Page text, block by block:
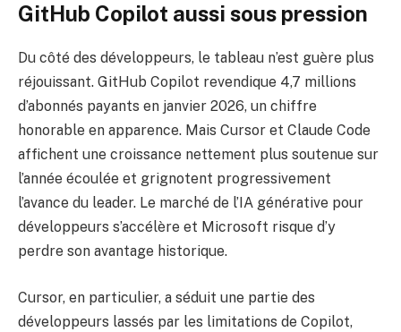
GitHub Copilot aussi sous pression
Du côté des développeurs, le tableau n’est guère plus
réjouissant. GitHub Copilot revendique 4,7 millions
d’abonnés payants en janvier 2026, un chiffre
honorable en apparence. Mais Cursor et Claude Code
affichent une croissance nettement plus soutenue sur
l’année écoulée et grignotent progressivement
l’avance du leader. Le marché de l’IA générative pour
développeurs s’accélère et Microsoft risque d’y
perdre son avantage historique.
Cursor, en particulier, a séduit une partie des
développeurs lassés par les limitations de Copilot,